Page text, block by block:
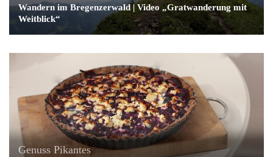
Wandern im Bregenzerwald | Video „Gratwanderung mit
Weitblick“
Genuss Pikantes